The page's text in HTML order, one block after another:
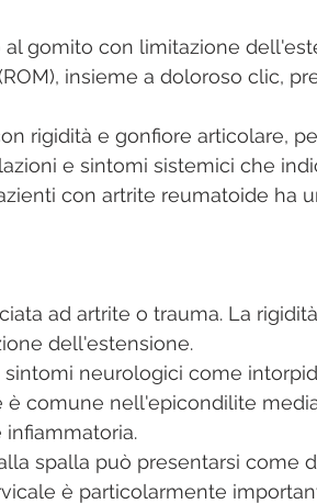
al gomito con limitazione
insieme a doloroso clic,
rigidità e gonfiore articolare,
e sintomi sistemici che
con artrite reumatoide ha
ad artrite o trauma. La
dell'estensione.
sintomi neurologici come
è comune nell'epicondilite
infiammatoria.
spalla può presentarsi come
è particolarmente